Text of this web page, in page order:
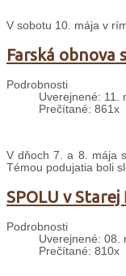
V sobotu 10. mája v
Farská obnova
Podrobnosti
Uverejnené: 11.
Prečítané: 861x
V dňoch 7. a 8. mája
Témou podujatia boli
SPOLU v
Podrobnosti
Uverejnené: 08.
Prečítané: 810x